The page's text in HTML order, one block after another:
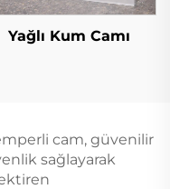
Yağlı Kum Camı
cam, güvenilir
sağlayarak